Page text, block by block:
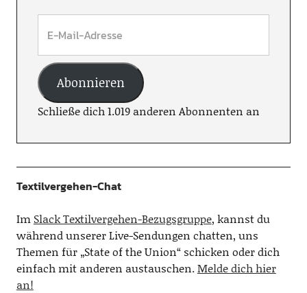
Abonnieren
Schließe dich 1.019 anderen Abonnenten an
Textilvergehen-Chat
Im Slack Textilvergehen-Bezugsgruppe, kannst du
während unserer Live-Sendungen chatten, uns
Themen für „State of the Union“ schicken oder dich
einfach mit anderen austauschen.Melde dich hier
an!